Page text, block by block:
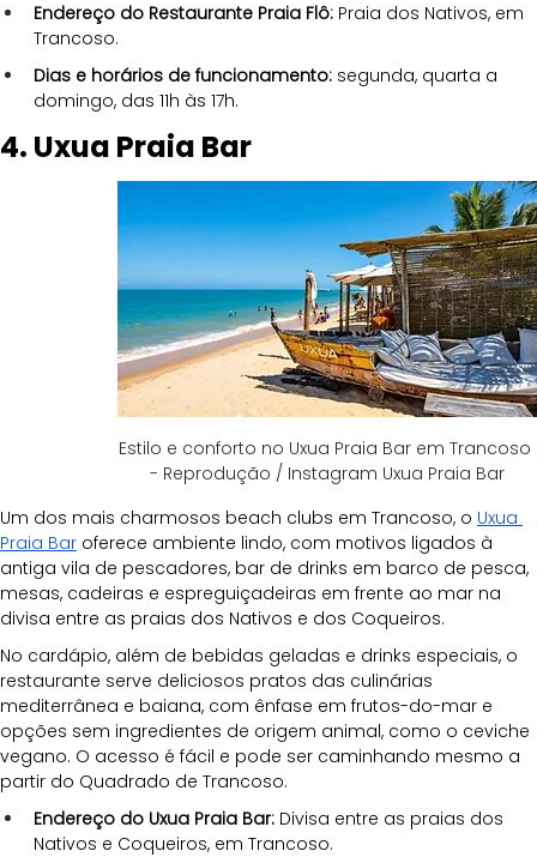
Endereço do Restaurante Praia Flô: Praia dos Nativos, em
Trancoso.
Dias e horários de funcionamento: segunda, quarta a
domingo, das 11h às 17h.
4. Uxua Praia Bar
Estilo e conforto no Uxua Praia Bar em Trancoso
- Reprodução / Instagram Uxua Praia Bar
Um dos mais charmosos beach clubs em Trancoso, o Uxua
Praia Bar oferece ambiente lindo, com motivos ligados à
antiga vila de pescadores, bar de drinks em barco de pesca,
mesas, cadeiras e espreguiçadeiras em frente ao mar na
divisa entre as praias dos Nativos e dos Coqueiros.
No cardápio, além de bebidas geladas e drinks especiais, o
restaurante serve deliciosos pratos das culinárias
mediterrânea e baiana, com ênfase em frutos-do-mar e
opções sem ingredientes de origem animal, como o ceviche
vegano. O acesso é fácil e pode ser caminhando mesmo a
partir do Quadrado de Trancoso.
Endereço do Uxua Praia Bar: Divisa entre as praias dos
Nativos e Coqueiros, em Trancoso.